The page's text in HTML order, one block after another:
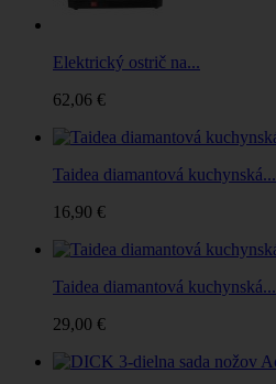
Elektrický ostrič na...
62,06 €
Taidea diamantová kuchynská...
16,90 €
Taidea diamantová kuchynská...
29,00 €